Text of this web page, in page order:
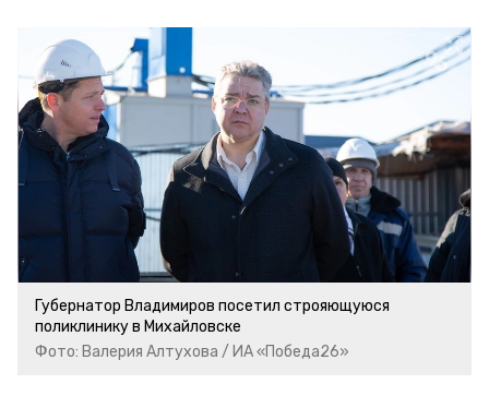
Губернатор Владимиров посетил строяющуюся
поликлинику в Михайловске
Фото: Валерия Алтухова / ИА «Победа26»